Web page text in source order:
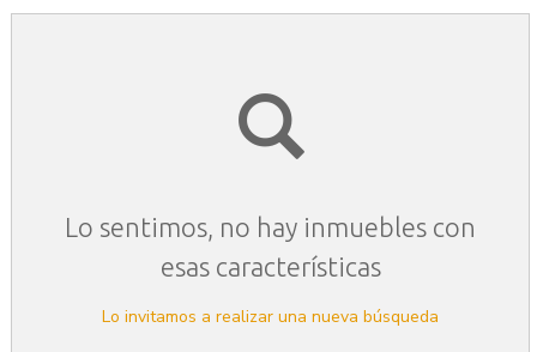
Lo sentimos, no hay inmuebles con
esas características
Lo invitamos a realizar una nueva búsqueda